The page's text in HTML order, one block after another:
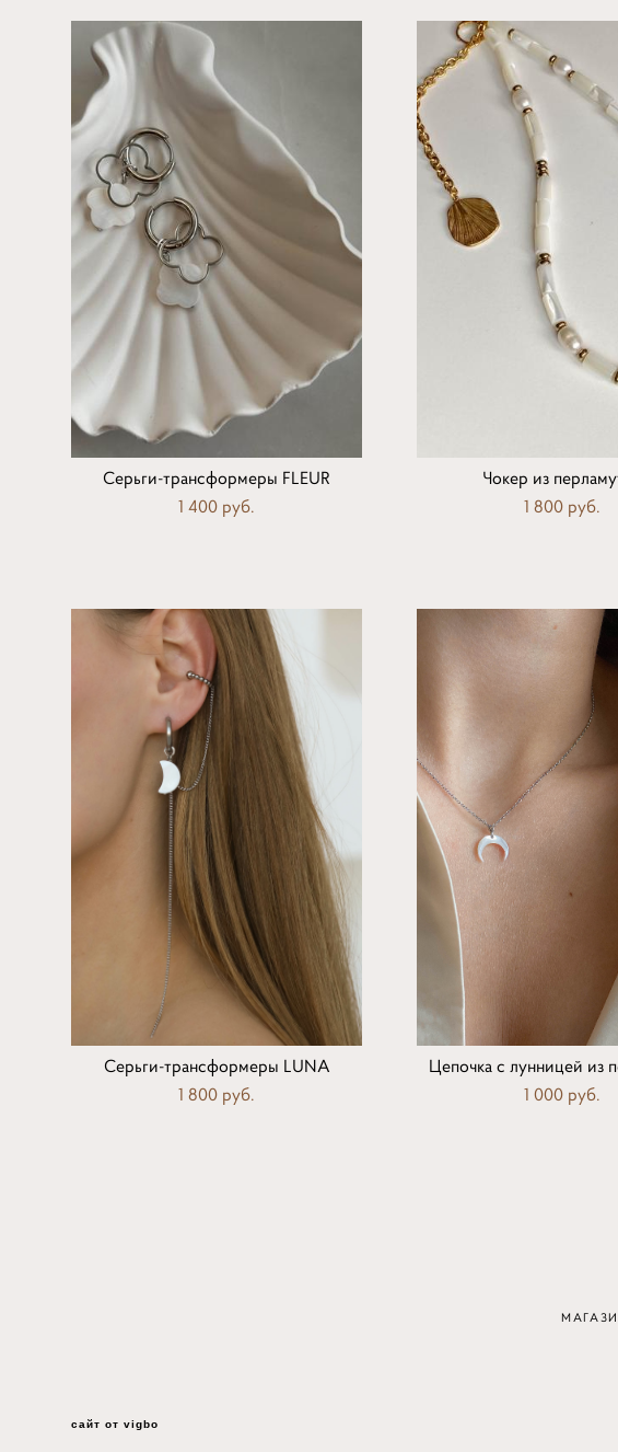
Серьги-трансформеры FLEUR
1 400 pуб.
Чокер из
1 800 pуб.
Серьги-трансформеры LUNA
1 800 pуб.
Цепочка с лунницей из
1 000 pуб.
сайт от vigbo